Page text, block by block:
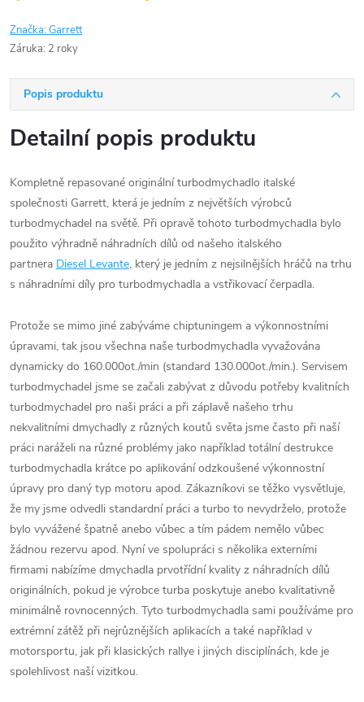
Značka:Garrett
Záruka: 2 roky
Popis produktu
Detailní popis produktu
Kompletně repasované originální turbodmychadlo italské
společnosti Garrett, která je jedním z největších výrobců
turbodmychadel na světě. Při opravě tohoto turbodmychadla bylo
použito výhradně náhradních dílů od našeho italského
partnera Diesel Levante, který je jedním z nejsilnějších hráčů na trhu
s náhradními díly pro turbodmychadla a vstřikovací čerpadla.
Protože se mimo jiné zabýváme chiptuningem a výkonnostními
úpravami, tak jsou všechna naše turbodmychadla vyvažována
dynamicky do 160.000ot./min (standard 130.000ot./min.). Servisem
turbodmychadel jsme se začali zabývat z důvodu potřeby kvalitních
turbodmychadel pro naši práci a při záplavě našeho trhu
nekvalitními dmychadly z různých koutů světa jsme často při naší
práci naráželi na různé problémy jako například totální destrukce
turbodmychadla krátce po aplikování odzkoušené výkonnostní
úpravy pro daný typ motoru apod. Zákazníkovi se těžko vysvětluje,
že my jsme odvedli standardní práci a turbo to nevydrželo, protože
bylo vyvážené špatně anebo vůbec a tím pádem nemělo vůbec
žádnou rezervu apod. Nyní ve spolupráci s několika externími
firmami nabízíme dmychadla prvotřídní kvality z náhradních dílů
originálních, pokud je výrobce turba poskytuje anebo kvalitativně
minimálně rovnocenných. Tyto turbodmychadla sami používáme pro
extrémní zátěž při nejrůznějších aplikacích a také například v
motorsportu, jak při klasických rallye i jiných disciplínách, kde je
spolehlivost naší vizitkou.